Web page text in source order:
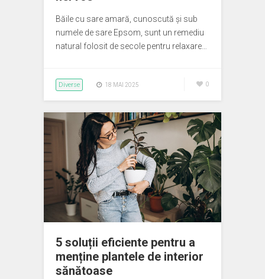
Băile cu sare amară, cunoscută și sub
numele de sare Epsom, sunt un remediu
natural folosit de secole pentru relaxare…
Diverse 18 MAI 2025 0
5 soluții eficiente pentru a
menține plantele de interior
sănătoase